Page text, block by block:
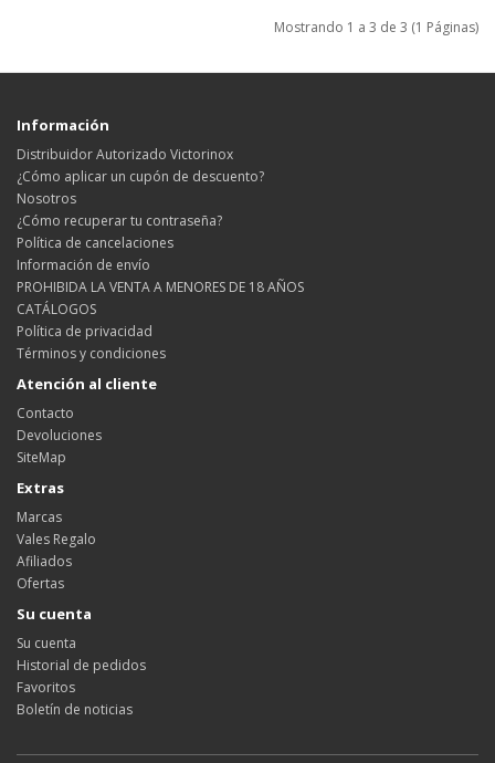
Mostrando 1 a 3 de 3 (1 Páginas)
Información
Distribuidor Autorizado Victorinox
¿Cómo aplicar un cupón de descuento?
Nosotros
¿Cómo recuperar tu contraseña?
Política de cancelaciones
Información de envío
PROHIBIDA LA VENTA A MENORES DE 18 AÑOS
CATÁLOGOS
Política de privacidad
Términos y condiciones
Atención al cliente
Contacto
Devoluciones
SiteMap
Extras
Marcas
Vales Regalo
Afiliados
Ofertas
Su cuenta
Su cuenta
Historial de pedidos
Favoritos
Boletín de noticias